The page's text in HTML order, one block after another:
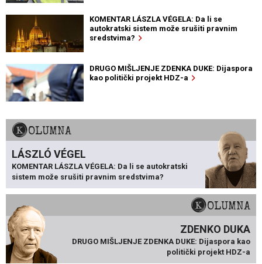
KOMENTAR LÁSZLA VÉGELA: Da li se
autokratski sistem može srušiti pravnim
sredstvima?
DRUGO MIŠLJENJE ZDENKA DUKE: Dijaspora
kao politički projekt HDZ-a
KOLUMNA
LÁSZLÓ VÉGEL
KOMENTAR LÁSZLA VÉGELA: Da li se autokratski
sistem može srušiti pravnim sredstvima?
KOLUMNA
ZDENKO DUKA
DRUGO MIŠLJENJE ZDENKA DUKE: Dijaspora kao
politički projekt HDZ-a